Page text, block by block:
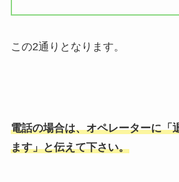
この2通りとなります。
電話の場合は、オペレーターに「
ます」と伝えて下さい。